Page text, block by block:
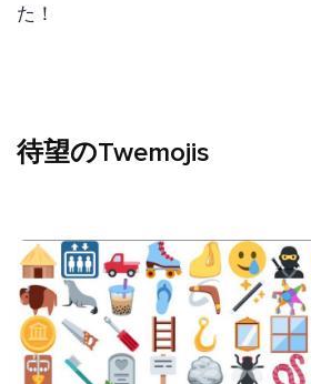
た！
待望のTwemojis